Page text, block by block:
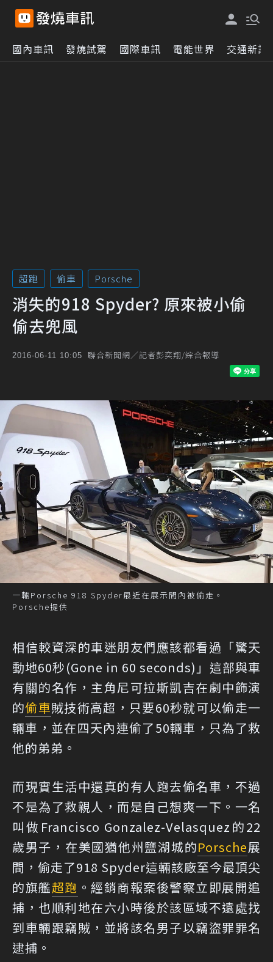
國內車訊 發燒試駕 國際車訊 電能世界 交通新訊
超跑 偷車 Porsche
消失的918 Spyder? 原來被小偷
偷去兜風
2016-06-11 10:05 聯合新聞網／記者彭奕翔/綜合報導
一輛Porsche 918 Spyder最近在展示間內被偷走。
Porsche提供
相信較資深的車迷朋友們應該都看過「驚天
動地60秒(Gone in 60 seconds)」這部與車
有關的名作，主角尼可拉斯凱吉在劇中飾演
的偷車賊技術高超，只要60秒就可以偷走一
輛車，並在四天內連偷了50輛車，只為了救
他的弟弟。
而現實生活中還真的有人跑去偷名車，不過
不是為了救親人，而是自己想爽一下。一名
叫做Francisco Gonzalez-Velasquez的22
歲男子，在美國猶他州鹽湖城的Porsche展
間，偷走了918 Spyder這輛該廠至今最頂尖
的旗艦超跑 。經銷商報案後警察立即展開追
捕，也順利地在六小時後於該區域不遠處找
到車輛跟竊賊，並將該名男子以竊盜罪罪名
逮捕。